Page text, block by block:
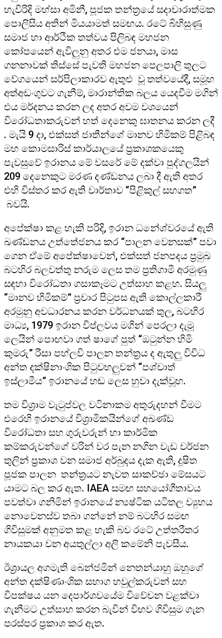
හැවිරිදි මහ්සා අමිනී, පූජක තන්ත්‍රයේ සදාචාරාත්මක
පොලිසිය අතින් මියයාමත් සමඟය. රටේ බිහිසුණු
සමාජ හා ආර්ථික තත්වය පිලිබඳ මහජන
කෝපයෙන් ඇවිලුනු අතර එම ජනයා, මාස
ගනනාවක් තිස්සේ පැවති මහජන පෙලපාලි තුලට
වේගයෙන් සර්පිලාකාරව ඇතුළු වූ තත්වයේදී, සමූහ
අත්අඩංගුවට ගැනීම්, මාරාන්තික බලය යෙදවීම මගින්
එය මර්දනය කරන ලද අතර අවම වශයෙන්
විරෝධතාකරුවන් හත් දෙනෙකු ඝාතනය කරන ලදී
. මැයි 9 දා, එක්සත් ජාතීන්ගේ මානව හිමිකම් පිළිබඳ
මහ කොමසාරිස් කාර්යාලයේ ප්‍රකාශකයෙකු
පැවසුවේ ඉරානය මේ වසරේ මේ දක්වා පුද්ගලයින්
209 දෙනෙකුට මරණ දණ්ඩනය ලබා දී ඇති අතර
එහි විස්තර කර ඇති වාර්තාව “පිළිකුල් සහගත”
බවයි.
අපේක්ෂා කළ හැකි පරිදි, ඉරාන ධනේශ්වරයේ ඇති
ඛණ්ඩනය උත්තේජනය කර “පාලන වෙනසක්” පවා
ගෙන ඒමේ අපේක්ෂාවෙන්, එක්සත් ජනපදය ප්‍රමුඛ
බටහිර බලවත්තු නරුම ලෙස තම ප්‍රතිගාමී අරමුණු
සඳහා විරෝධතා ගසාකෑමට උත්සාහ කළහ. සියලු
“මානව හිමිකම්” ප්‍රචාර පිටුපස ඇති කොල්ලකාරී
අරමුනු අවධාරනය කරන වර්ධනයක් තුල, බටහිර
මාධ්‍ය, 1979 ඉරාන විප්ලවය මගින් පෙරලා දැමූ
ලෙයින් පොඟවා ගත් ෂාගේ පුත් “ඔටුන්න හිමි
කුමරු” රීසා පහ්ලවි පාලන තන්ත්‍රය ද ඇතුලු විවිධ
අන්ත දක්ෂිනාංශික පිටුවහලුවන් “පශ්චාත්
ඉස්ලාමීය” ඉරානයේ හඬ ලෙස හුවා දැක්වූහ.
තම විශ්‍රාම වැටුප්වල වටිනාකම අතුරුදහන් වීමට
එරෙහි ඉරානයේ විශ්‍රාමිකයින්ගේ අඛණ්ඩ
විරෝධතා සහ ගුරුවරුන් හා කාර්මික
කම්කරුවන්ගේ වරින් වර පැන නගින වැඩ වර්ජන
තුලින් ප්‍රකාශ වන සමාජ අර්බුදය දැක ඇති, දූෂිත
පූජක පාලන තන්ත්‍රයට නැවත සාකච්ඡා මේසයට
යාමට බල කර ඇත. IAEA සමඟ සහයෝගීතාවය
පවත්වා ගනිමින් ඉරානයේ න්‍යෂ්ටික යටිතල ව්‍යුහය
නොවෙනස්ව තබා ගන්නේ නම් බටහිර සමඟ
ගිවිසුමක් අනුමත කළ හැකි බව රටේ උත්තරීතර
නායකයා වන අයතුල්ලා අලි කමේනි පැවසීය.
ඊශ්‍රායල අගමැති බෙන්ජමින් නෙතන්යාහු ඔහුගේ
අන්ත දක්ෂිණාංශික සභාග හවුල්කරුවන් සහ
විපක්ෂය යන දෙපාර්ශවයේම විවේචන වළක්වා
ගැනීමට උත්සාහ කරන බැවින් විභව ගිවිසුම ගැන
පරස්පර ප්‍රකාශ කර ඇත.